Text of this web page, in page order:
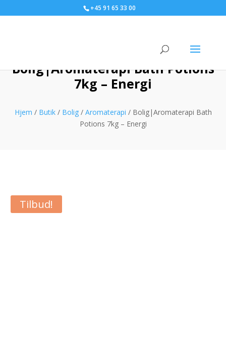
+45 91 65 33 00
Bolig|Aromaterapi Bath Potions
7kg – Energi
Hjem / Butik/ Bolig/ Aromaterapi / Bolig|Aromaterapi Bath
Potions 7kg – Energi
Tilbud!